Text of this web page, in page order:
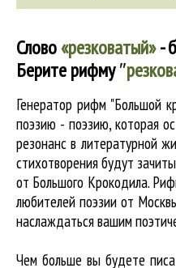
Слово«резковатый»-
Берите рифму″
Генератор рифм "Большой
поэзию - поэзию, которая
резонанс в литературной
стихотворения будут
от Большого Крокодила.
любителей поэзии от
наслаждаться вашим
Чем больше вы будете